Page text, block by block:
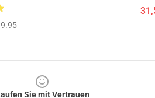
Sie mit Vertrauen